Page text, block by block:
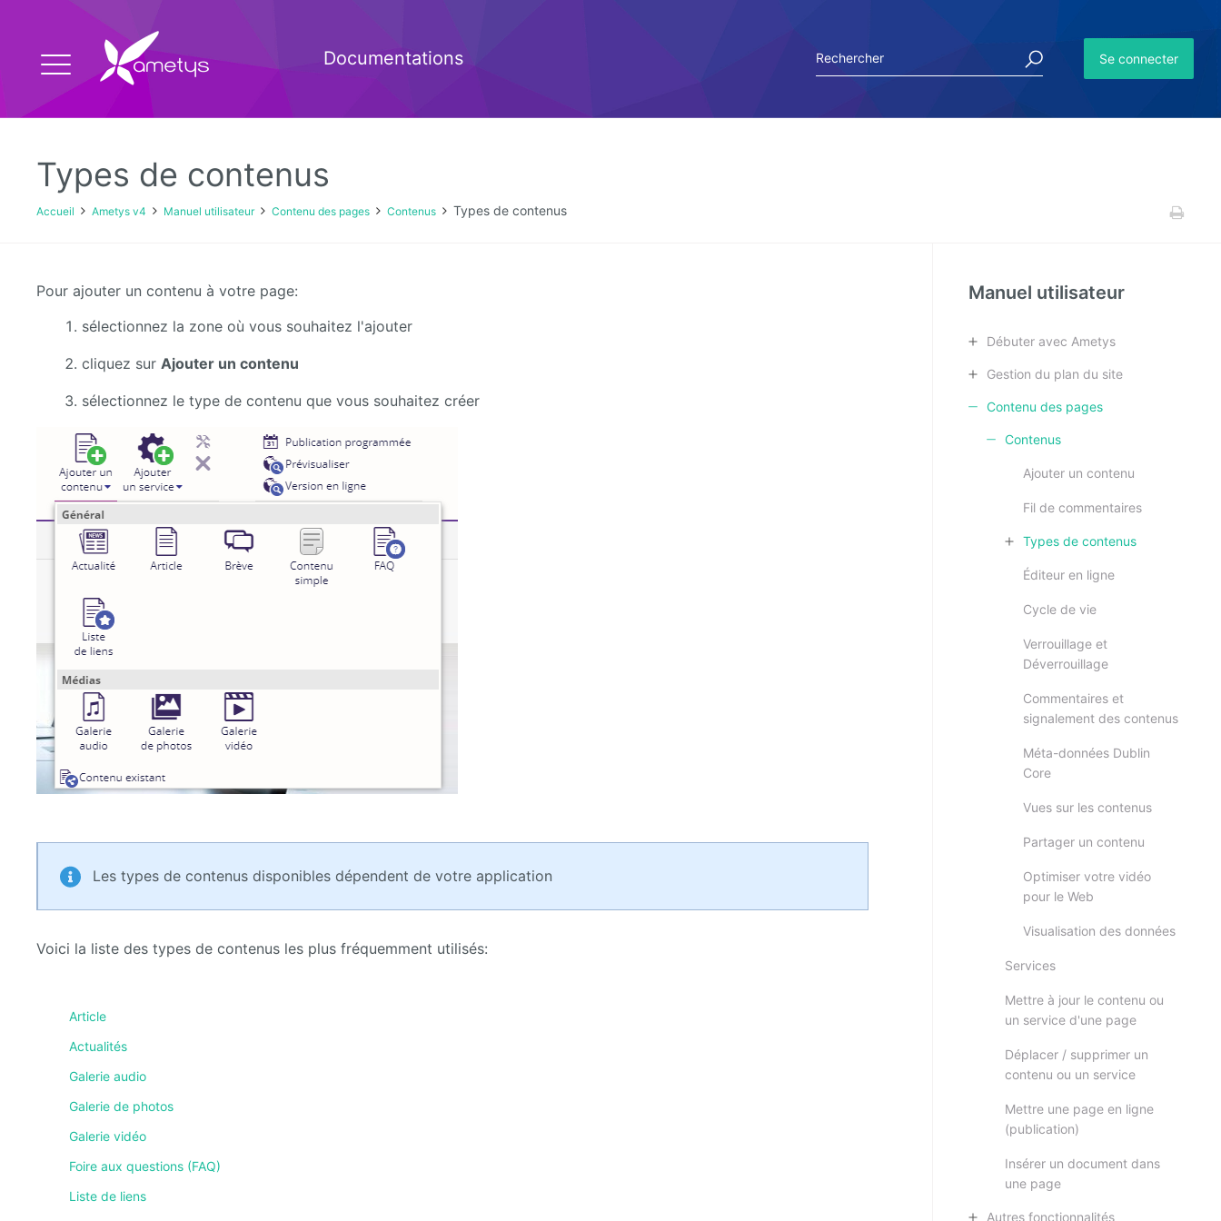
Documentations Se connecter
Types de contenus
Accueil Ametys v4 Manuel utilisateur Contenu des pages Contenus Types de contenus
Pour ajouter un contenu à votre page:
sélectionnez la zone où vous souhaitez l'ajouter
cliquez sur Ajouter un contenu
sélectionnez le type de contenu que vous souhaitez créer
Les types de contenus disponibles dépendent de votre application
Voici la liste des types de contenus les plus fréquemment utilisés:
Article
Actualités
Galerie audio
Galerie de photos
Galerie vidéo
Foire aux questions (FAQ)
Liste de liens
Manuel utilisateur
Débuter avec Ametys
Gestion du plan du site
Contenu des pages
Contenus
Ajouter un contenu
Fil de commentaires
Types de contenus
Éditeur en ligne
Cycle de vie
Verrouillage et
Déverrouillage
Commentaires et
signalement des contenus
Méta-données Dublin
Core
Vues sur les contenus
Partager un contenu
Optimiser votre vidéo
pour le Web
Visualisation des données
Services
Mettre à jour le contenu ou
un service d'une page
Déplacer / supprimer un
contenu ou un service
Mettre une page en ligne
(publication)
Insérer un document dans
une page
Autres fonctionnalités